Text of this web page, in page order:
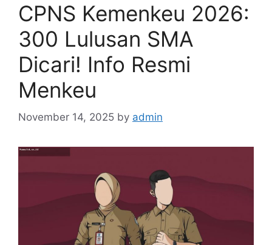
CPNS Kemenkeu 2026:
300 Lulusan SMA
Dicari! Info Resmi
Menkeu
November 14, 2025 by admin